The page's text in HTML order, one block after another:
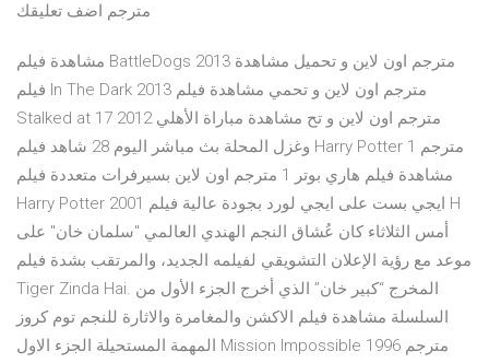
مترجم اضف تعليقك
مشاهدة فيلم BattleDogs 2013 مترجم اون لاين و تحميل مشاهدة
فيلم In The Dark 2013 مترجم اون لاين و تحمي مشاهدة فيلم
Stalked at 17 2012 مترجم اون لاين و تح مشاهدة مباراة الأهلي
وغزل المحلة بث مباشر اليوم 28 شاهد فيلم Harry Potter 1 مترجم
مشاهدة فيلم هاري بوتر 1 مترجم اون لاين بسيرفرات متعددة فيلم
Harry Potter 2001 ايجي بست على ايجي لورد بجودة عالية فيلم H
أمس الثلاثاء كان عُشاق النجم الهندي العالمي "سلمان خان" على
موعد مع رؤية الإعلان التشويقي لفيلمه الجديد، والمرتقب بشدة فيلم
Tiger Zinda Hai. المخرج “كبير خان” الذي أخرج الجزء الأول من
السلسلة مشاهدة فيلم الاكشن والمغامرة والاثارة للنجم توم كروز
المهمة المستحيلة الجزء الاول Mission Impossible 1996 مترجم